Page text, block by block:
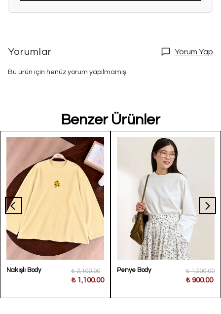
Yorumlar Yorum Yap
Bu ürün için henüz yorum yapılmamış.
Benzer Ürünler
Nakışlı Body ₺ 2,100.00
₺ 1,100.00
Penye Body ₺ 1,200.00
₺ 900.00